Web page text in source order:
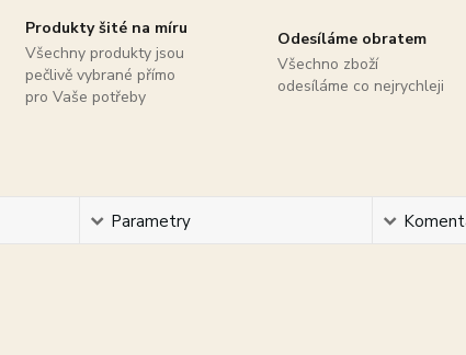
Produkty šité na míru
Všechny produkty jsou
pečlivě vybrané přímo
pro Vaše potřeby
Odesíláme obratem
Všechno zboží
odesíláme co nejrychleji
Parametry